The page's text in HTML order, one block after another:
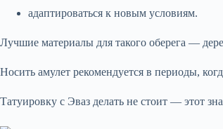
адаптироваться к новым условиям.
Лучшие материалы для такого оберега —
Носить амулет рекомендуется в периоды,
Татуировку с Эваз делать не стоит — этот